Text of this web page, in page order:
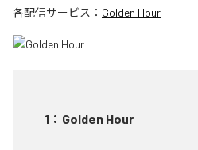
各配信サービス： Golden Hour
1 ： Golden Hour